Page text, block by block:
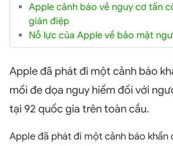
Apple cảnh báo về nguy cơ tấn
gián điệp
Nỗ lực của Apple về bảo mật
Apple đã phát đi một cảnh báo
mối đe dọa nguy hiểm đối với
tại 92 quốc gia trên toàn cầu.
Apple đã phát đi một cảnh báo